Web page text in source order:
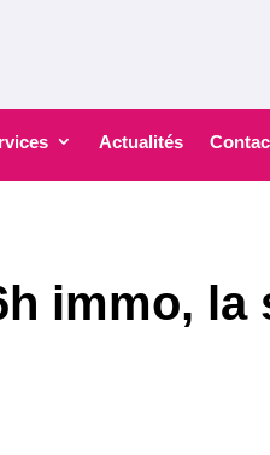
Actualités
immo, la